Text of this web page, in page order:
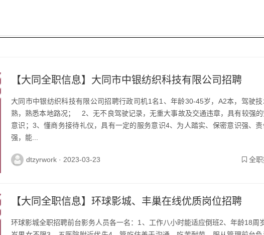
【大同全职信息】大同市中银纺织科技有限公司招聘
大同市中银纺织科技有限公司招聘行政司机1名1、年龄30-45岁，A2本，驾驶技
熟，熟悉本地路况； 2、无不良驾驶记录，无重大事故及交通违章，具有较强
意识；3、懂商务接待礼仪，具有一定的服务意识4、为人踏实、保密意识强、
强，能...
dtzyrwork · 2023-03-23 全
【大同全职信息】环球影城、丰巢在线优质岗位招聘
环球影城全职招聘前台影务人员各一名：1、工作八小时能适应倒班2、年龄18周